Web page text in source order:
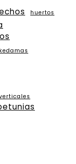
huertos